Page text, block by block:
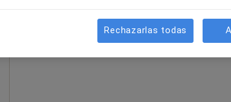
Rechazarlas todas